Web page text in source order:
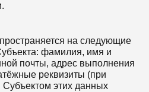
на следующие
фамилия, имя и
почты, адрес выполнения
реквизиты (при
этих данных